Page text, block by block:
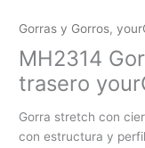
Gorras y Gorros,
MH2314
trasero
Gorra stretch con
con estructura y